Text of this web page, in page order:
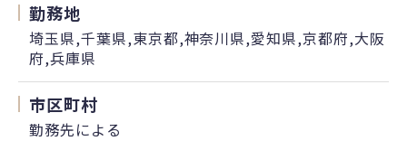
勤務地
埼玉県,千葉県,東京都,神奈川県,愛知県,京都府,大阪
府,兵庫県
市区町村
勤務先による